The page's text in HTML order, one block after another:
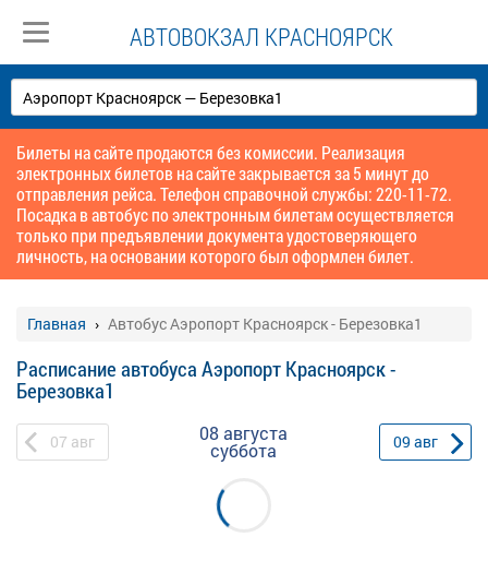
АВТОВОКЗАЛ КРАСНОЯРСК
Билеты на сайте продаются без комиссии. Реализация
электронных билетов на сайте закрывается за 5 минут до
отправления рейса. Телефон справочной службы: 220-11-72.
Посадка в автобус по электронным билетам осуществляется
только при предъявлении документа удостоверяющего
личность, на основании которого был оформлен билет.
Главная Автобус Аэропорт Красноярск - Березовка1
Расписание автобуса Аэропорт Красноярск -
Березовка1
07 авг 08 августа
суббота 09 авг